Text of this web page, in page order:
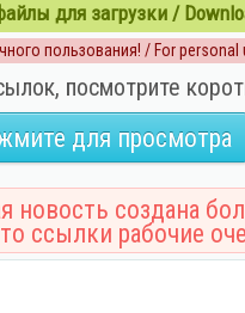
для загрузки /
пользования! / For personal
посмотрите
для просмотра
новость создана
ссылки рабочие